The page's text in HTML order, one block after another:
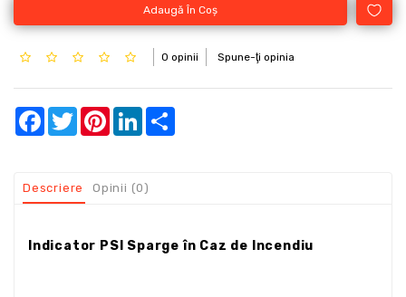
Adaugă În Coş
0 opinii Spune-ţi opinia
Facebook
TwitterPinterestLinkedIn
Descriere Opinii (0)
Indicator PSI Sparge în Caz de Incendiu